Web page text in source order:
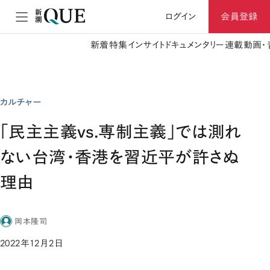
ログイン 会員登録
新着特集 インサイト ドキュメンタリー 連載動画
カルチャー
「民主主義vs.専制主義」では測れ
ない台湾・香港を習近平が許さぬ
理由
岡本隆司
2022年12月2日